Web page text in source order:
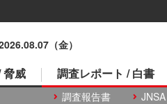
（金）
脅威 調査レポート / 白書
調査報告書 JNSA